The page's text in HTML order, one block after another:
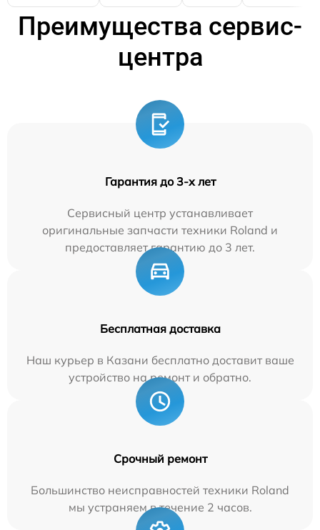
Преимущества сервис-
центра
Гарантия до 3-х лет
Сервисный центр устанавливает
оригинальные запчасти техники Roland и
предоставляет гарантию до 3 лет.
Бесплатная доставка
Наш курьер в Казани бесплатно доставит ваше
устройство на ремонт и обратно.
Срочный ремонт
Большинство неисправностей техники Roland
мы устраняем в течение 2 часов.